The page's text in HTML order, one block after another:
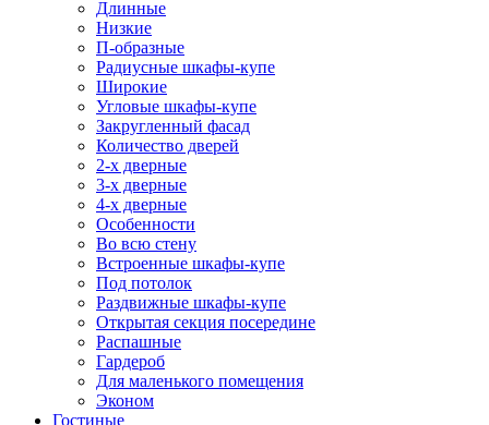
Длинные
Низкие
П-образные
Радиусные шкафы-купе
Широкие
Угловые шкафы-купе
Закругленный фасад
Количество дверей
2-х дверные
3-х дверные
4-х дверные
Особенности
Во всю стену
Встроенные шкафы-купе
Под потолок
Раздвижные шкафы-купе
Открытая секция посередине
Распашные
Гардероб
Для маленького помещения
Эконом
Гостиные